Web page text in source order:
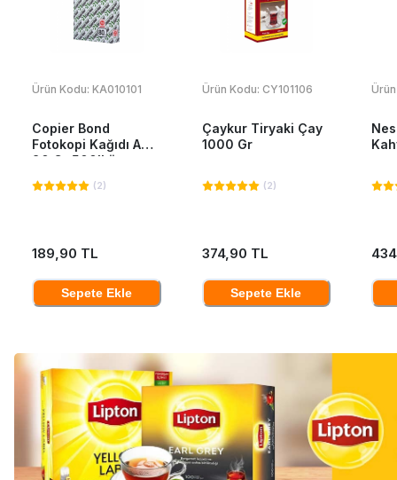
Ürün Kodu: KA010101
Copier Bond
Fotokopi Kağıdı A4
80 Gr 500'Lü
(2)
189,90 TL
Sepete Ekle
Ürün Kodu: CY101106
Çaykur Tiryaki Çay
1000 Gr
(2)
374,90 TL
Sepete Ekle